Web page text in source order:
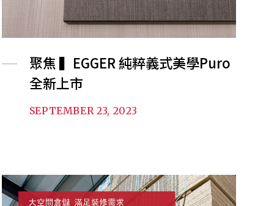
聚焦 ▍EGGER 純粹義式美學Puro
全新上市
SEPTEMBER 23, 2023